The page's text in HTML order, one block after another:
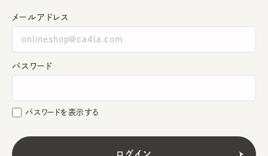
メールアドレス
パスワード
パスワードを表示する